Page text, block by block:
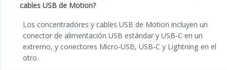
cables USB de Motion?
Los concentradores y cables USB de Motion incluyen un
conector de alimentación USB estándar y USB-C en un
extremo, y conectores Micro-USB, USB-C y Lightning en el
otro.